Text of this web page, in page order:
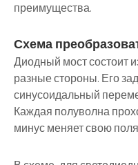
преимущества.
Схема
Диодный мост состоит
разные стороны. Его
синусоидальный
Каждая полуволна
минус меняет свою